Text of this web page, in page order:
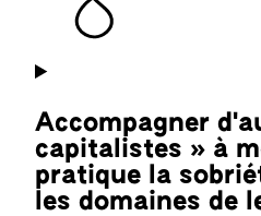
Accompagner
capitalistes » à
pratique la
les domaines de